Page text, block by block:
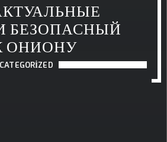
БЕЗОПАСНЫЙ
ОНИОНУ